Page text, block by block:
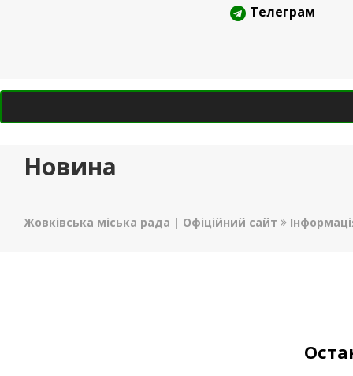
Телеграм
Новина
Жовківська міська рада | Офіційний сайт